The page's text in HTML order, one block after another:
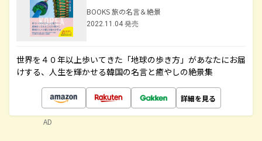
BOOKS 旅の名言＆絶景
2022.11.04 発売
世界を４０年以上歩いてきた「地球の歩き方」があなたにお届
けする、人生を輝かせる韓国の名言と癒やしの絶景集
詳細を見る
AD